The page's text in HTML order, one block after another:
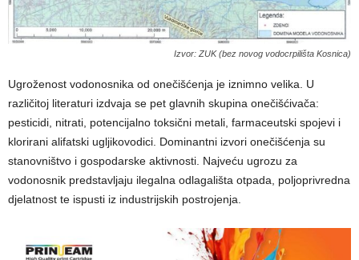
Izvor: ZUK (bez novog vodocrpilišta Kosnica)
Ugroženost vodonosnika od onečišćenja je iznimno velika. U
različitoj literaturi izdvaja se pet glavnih skupina onečišćivača:
pesticidi, nitrati, potencijalno toksični metali, farmaceutski spojevi i
klorirani alifatski ugljikovodici. Dominantni izvori onečišćenja su
stanovništvo i gospodarske aktivnosti. Najveću ugrozu za
vodonosnik predstavljaju ilegalna odlagališta otpada, poljoprivredna
djelatnost te ispusti iz industrijskih postrojenja.